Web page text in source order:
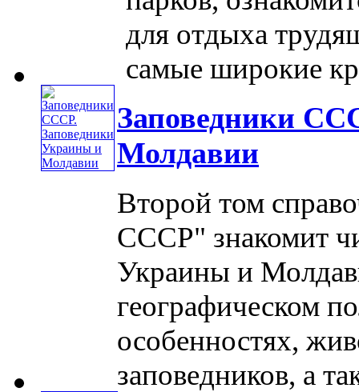
для отдыха
самые широкие
Заповедники
Молдавии
Второй том
СССР" знакомит
Украины и
географическом
особенностях,
заповедников, а